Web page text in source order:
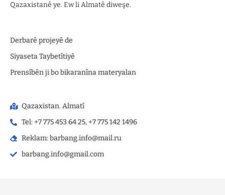
Qazaxistanê ye. Ew li Almatê diweşe.
Derbarê projeyê de
Siyaseta Taybetîtiyê
Prensîbên ji bo bikaranîna materyalan
Qazaxistan. Almatî
Tel: +7 775 453 64 25, +7 775 142 1496‬
Reklam: barbang.info@mail.ru
barbang.info@gmail.com